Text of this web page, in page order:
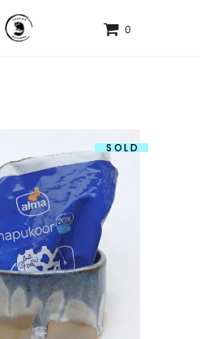
0
SOLD